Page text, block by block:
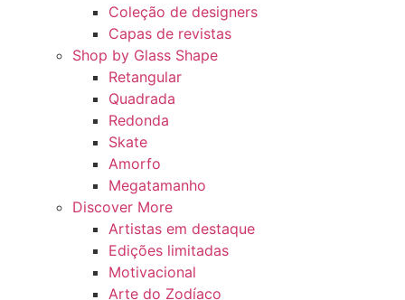
Coleção de designers
Capas de revistas
Shop by Glass Shape
Retangular
Quadrada
Redonda
Skate
Amorfo
Megatamanho
Discover More
Artistas em destaque
Edições limitadas
Motivacional
Arte do Zodíaco